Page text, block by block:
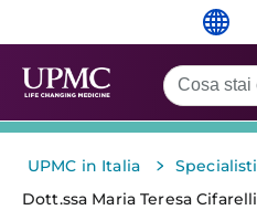
UPMC in Italia > Specialisti
Dott.ssa Maria Teresa Cifarelli